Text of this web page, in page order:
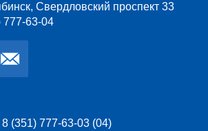
Свердловский проспект 33
777-63-04
(351) 777-63-03 (04)